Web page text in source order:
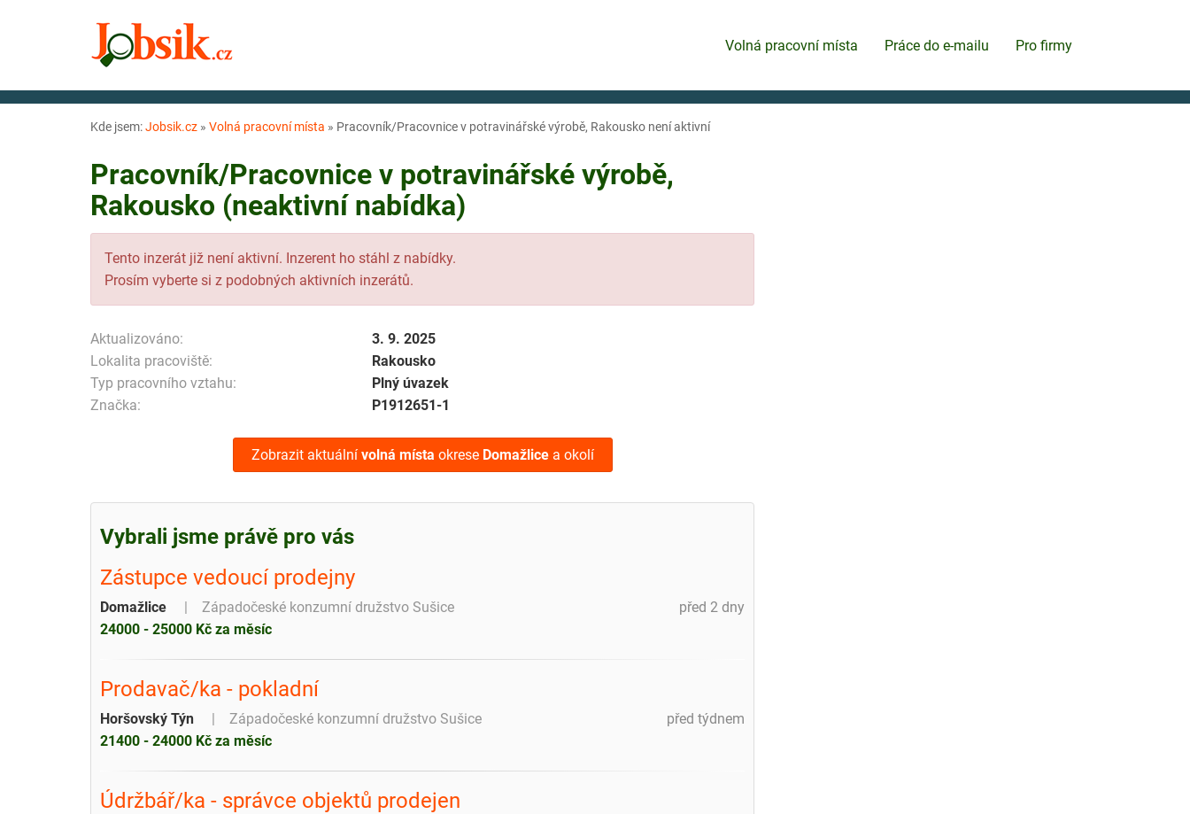
Volná pracovní místa Práce do e-mailu Pro firmy
Kde jsem:Jobsik.cz » Volná pracovní místa » Pracovník/Pracovnice v potravinářské výrobě, Rakousko není aktivní
Pracovník/Pracovnice v potravinářské výrobě,
Rakousko (neaktivní nabídka)
Tento inzerát již není aktivní. Inzerent ho stáhl z nabídky.
Prosím vyberte si z podobných aktivních inzerátů.
Aktualizováno:
3. 9. 2025
Lokalita pracoviště:
Rakousko
Typ pracovního vztahu:
Plný úvazek
Značka:
P1912651-1
Zobrazit aktuální volná místa okrese Domažlicea okolí
Vybrali jsme právě pro vás
Zástupce vedoucí prodejny
před 2 dny
Domažlice
Západočeské konzumní družstvo Sušice
24000 - 25000 Kč za měsíc
Prodavač/ka - pokladní
před týdnem
Horšovský Týn
Západočeské konzumní družstvo Sušice
21400 - 24000 Kč za měsíc
Údržbář/ka - správce objektů prodejen